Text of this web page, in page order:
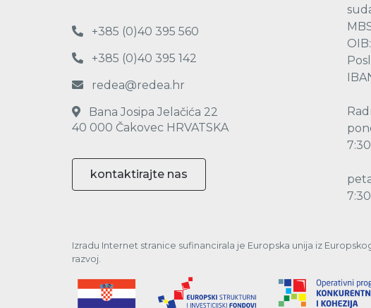
+385 (0)40 395 560
+385 (0)40 395 142
redea@redea.hr
Bana Josipa Jelačića 22
40 000 Čakovec HRVATSKA
kontaktirajte nas
Izradu Internet stranice sufinancirala je Europska unija iz
razvoj.